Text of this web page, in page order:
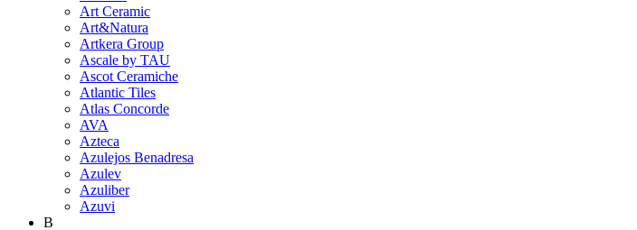
Art Ceramic
Art&Natura
Artkera Group
Ascale by TAU
Ascot Ceramiche
Atlantic Tiles
Atlas Concorde
AVA
Azteca
Azulejos Benadresa
Azulev
Azuliber
Azuvi
B